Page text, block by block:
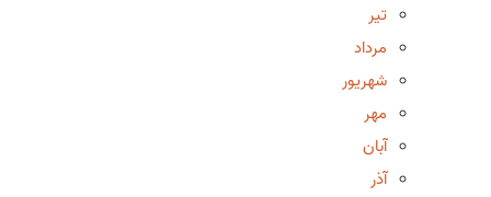
تیر
مرداد
شهریور
مهر
آبان
آذر